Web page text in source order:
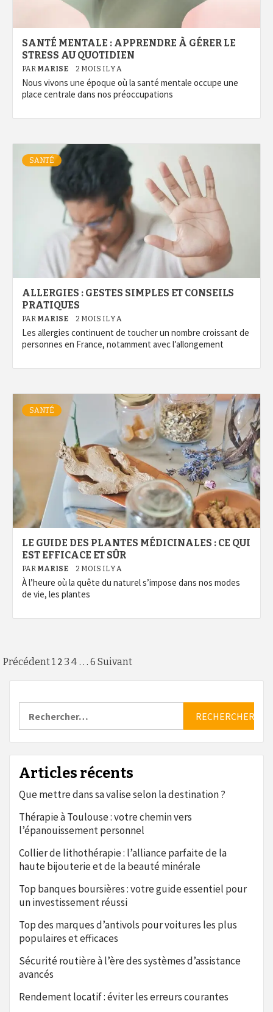
SANTÉ MENTALE : APPRENDRE À GÉRER LE
STRESS AU QUOTIDIEN
PAR MARISE 2 MOIS IL Y A
Nous vivons une époque où la santé mentale occupe une
place centrale dans nos préoccupations
SANTÉ
ALLERGIES : GESTES SIMPLES ET CONSEILS
PRATIQUES
PAR MARISE 2 MOIS IL Y A
Les allergies continuent de toucher un nombre croissant de
personnes en France, notamment avec l’allongement
SANTÉ
LE GUIDE DES PLANTES MÉDICINALES : CE QUI
EST EFFICACE ET SÛR
PAR MARISE 2 MOIS IL Y A
À l’heure où la quête du naturel s’impose dans nos modes
de vie, les plantes
Pagination
des
publications
Précédent1 2 3 4 … 6 Suivant
Articles récents
Que mettre dans sa valise selon la destination ?
Thérapie à Toulouse : votre chemin vers
l’épanouissement personnel
Collier de lithothérapie : l’alliance parfaite de la
haute bijouterie et de la beauté minérale
Top banques boursières : votre guide essentiel pour
un investissement réussi
Top des marques d’antivols pour voitures les plus
populaires et efficaces
Sécurité routière à l’ère des systèmes d’assistance
avancés
Rendement locatif : éviter les erreurs courantes